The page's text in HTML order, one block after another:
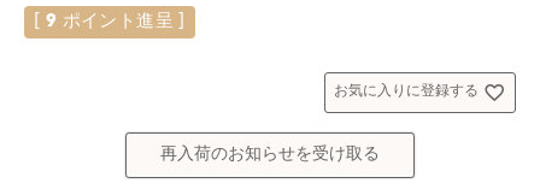
9 ポイント進呈 ]
お気に入りに登録する
再入荷のお知らせを受け取る